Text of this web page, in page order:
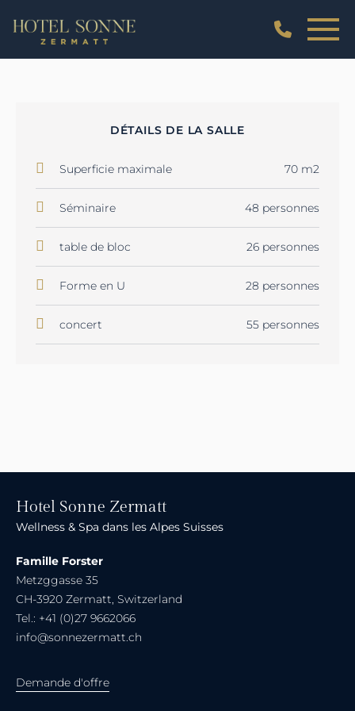
DÉTAILS DE LA SALLE
Superficie maximale 70 m2
Séminaire 48 personnes
table de bloc 26 personnes
Forme en U 28 personnes
concert 55 personnes
Hotel Sonne Zermatt
Wellness & Spa dans les Alpes Suisses
Famille Forster
Metzggasse 35
CH-3920 Zermatt, Switzerland
Tel.: +41 (0)27 9662066
info@sonnezermatt.ch
Demande d'offre